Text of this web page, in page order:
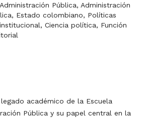
Pública, Administración
Estado colombiano, Políticas
Ciencia política, Función
académico de la Escuela
Pública y su papel central en la